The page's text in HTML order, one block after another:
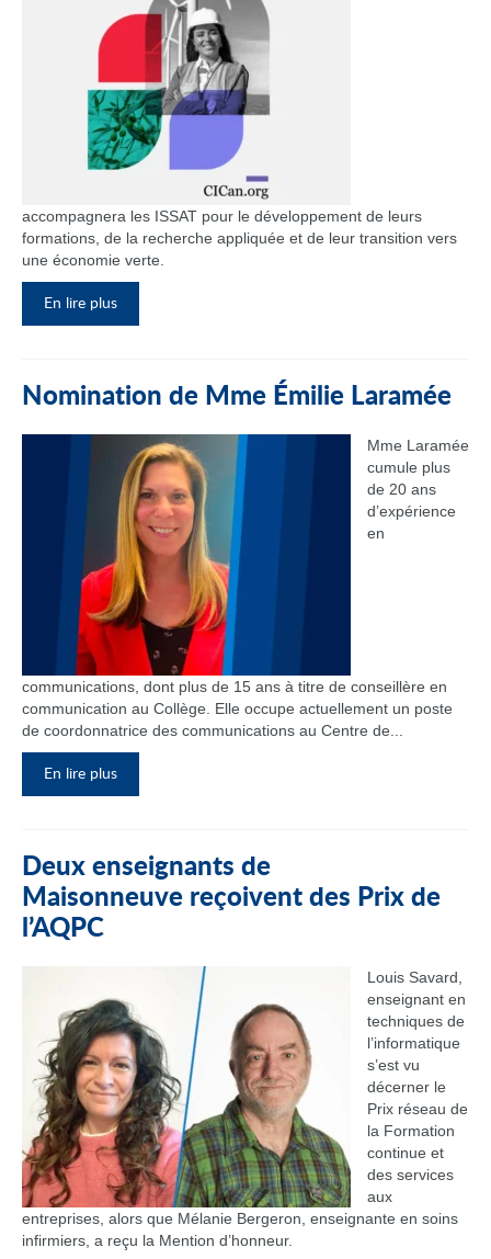
accompagnera les ISSAT pour le développement de leurs
formations, de la recherche appliquée et de leur transition vers
une économie verte.
En lire plus
Nomination de Mme Émilie Laramée
Mme Laramée
cumule plus
de 20 ans
d’expérience
en
communications, dont plus de 15 ans à titre de conseillère en
communication au Collège. Elle occupe actuellement un poste
de coordonnatrice des communications au Centre de...
En lire plus
Deux enseignants de
Maisonneuve reçoivent des Prix de
l’AQPC
Louis Savard,
enseignant en
techniques de
l’informatique
s’est vu
décerner le
Prix réseau de
la Formation
continue et
des services
aux
entreprises, alors que Mélanie Bergeron, enseignante en soins
infirmiers, a reçu la Mention d’honneur.